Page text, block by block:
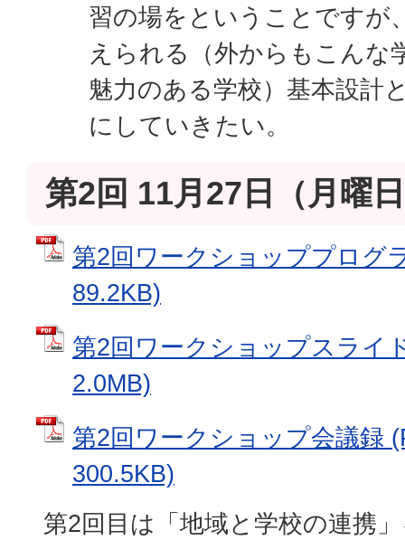
習の場をということですが
えられる（外からもこんな
魅力のある学校）基本設計
にしていきたい。
第2回 11月27日（月曜
第2回ワークショッププログ
89.2KB)
第2回ワークショップスライ
2.0MB)
第2回ワークショップ会議録
300.5KB)
第2回目は「地域と学校の連携